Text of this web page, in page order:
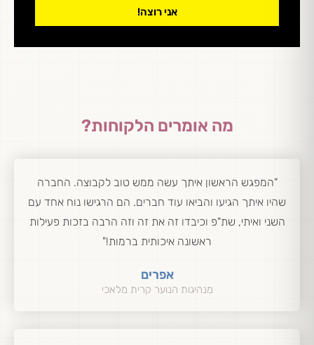
אני רוצה!
מה אומרים הלקוחות?
"המפגש הראשון איתך עשה ממש טוב לקבוצה. החברה
שהיו איתך הגיעו והביאו עוד חברים. הם הרגישו נוח אחד עם
השני ואיתי, שת"פ וכיבדו זה את זה וזה הרבה בזכות פעילות
ראשונה איכותית ברמות!"
אפרים
מנהיגות הנוער קרית מלאכי